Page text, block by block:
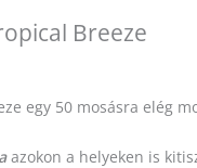
Breeze
egy 50 mosásra elég
azokon a helyeken is